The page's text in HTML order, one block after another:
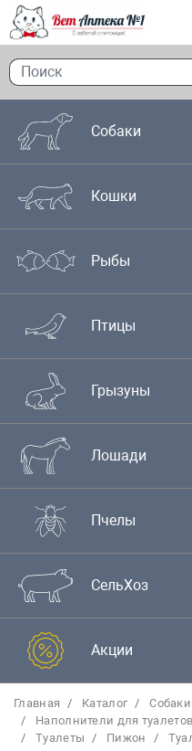
Собаки
Кошки
Рыбы
Птицы
Грызуны
Лошади
Пчелы
СельХоз
Акции
Главная Каталог
Собаки
Наполнители для туалетов,
Туалеты
Пижон